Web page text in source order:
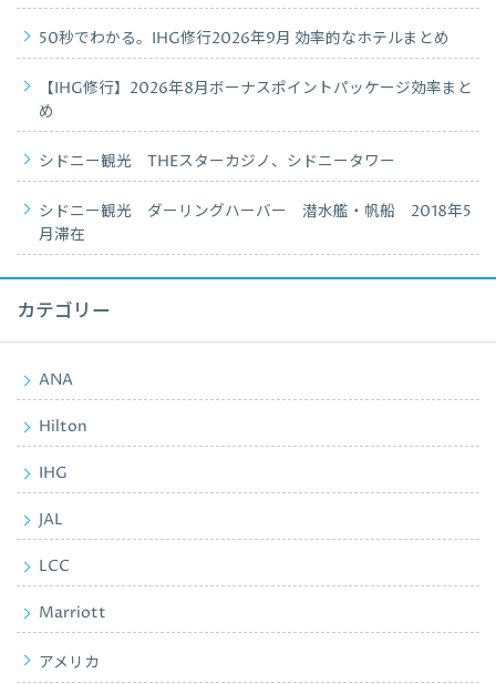
50秒でわかる。IHG修行2026年9月 効率的なホテルまとめ
【IHG修行】2026年8月ボーナスポイントパッケージ効率まと
め
シドニー観光 THEスターカジノ、シドニータワー
シドニー観光 ダーリングハーバー 潜水艦・帆船 2018年5
月滞在
カテゴリー
ANA
Hilton
IHG
JAL
LCC
Marriott
アメリカ